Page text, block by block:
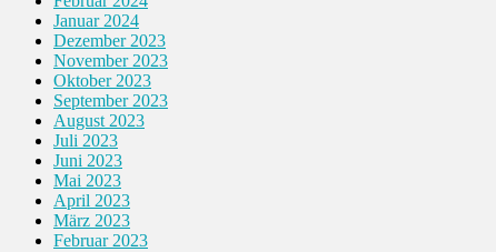
Januar 2024
Dezember 2023
November 2023
Oktober 2023
September 2023
August 2023
Juli 2023
Juni 2023
Mai 2023
April 2023
März 2023
Februar 2023